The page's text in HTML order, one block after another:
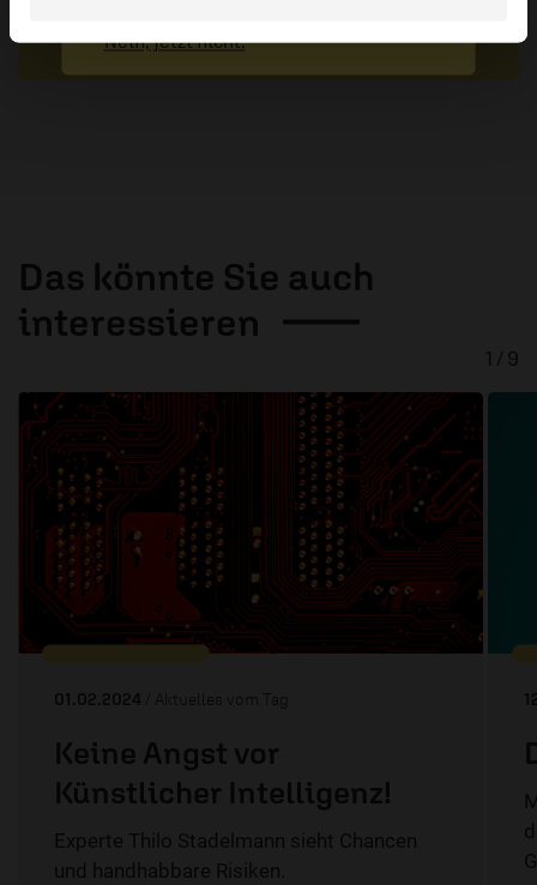
Absenden
Das könnte Sie auch
interessieren
01.02.2024 / Aktuelles vom Tag
Keine Angst vor
Künstlicher Intelligenz!
Experte Thilo Stadelmann sieht Chancen
und handhabbare Risiken.
1 / 9
Nein, jetzt nicht.